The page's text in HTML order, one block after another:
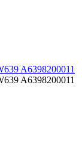
A6398200011
A6398200011